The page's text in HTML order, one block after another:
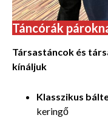
Táncórák
Társastáncok és
kínáljuk
Klasszikus
keringő